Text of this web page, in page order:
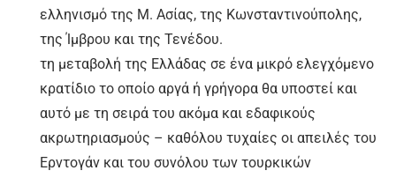
ελληνισμό της Μ. Ασίας, της Κωνσταντινούπολης,
της Ίμβρου και της Τενέδου.
τη μεταβολή της Ελλάδας σε ένα μικρό ελεγχόμενο
κρατίδιο το οποίο αργά ή γρήγορα θα υποστεί και
αυτό με τη σειρά του ακόμα και εδαφικούς
ακρωτηριασμούς – καθόλου τυχαίες οι απειλές του
Ερντογάν και του συνόλου των τουρκικών